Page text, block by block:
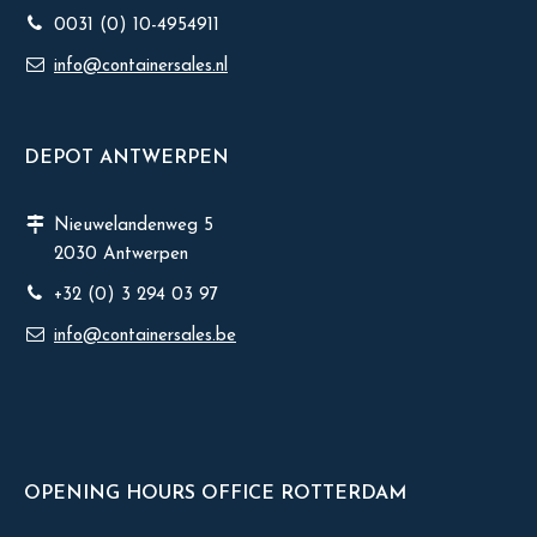
0031 (0) 10-4954911
info@containersales.nl
DEPOT ANTWERPEN
Nieuwelandenweg 5
2030 Antwerpen
+32 (0) 3 294 03 97
info@containersales.be
OPENING HOURS OFFICE ROTTERDAM